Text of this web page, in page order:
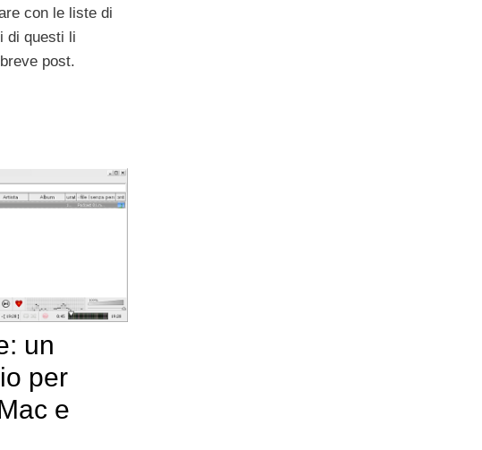
con le liste di
di questi li
post.
un
per
e